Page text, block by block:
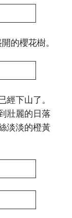
的櫻花樹。
下山了。
壯麗的日落
淡淡的橙黃